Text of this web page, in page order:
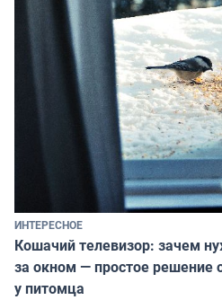
ИНТЕРЕСНОЕ
Кошачий телевизор: зачем
за окном — простое решение
у питомца